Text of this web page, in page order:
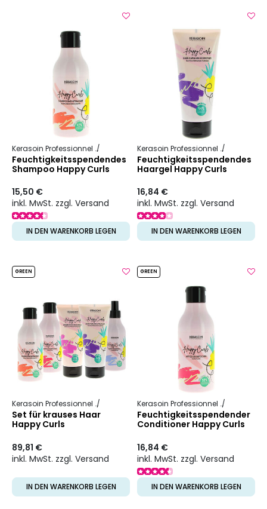
Kerasoin Professionnel Happy Curls
Feuchtigkeitsspendendes
Shampoo Happy Curls
15,50 €
inkl. MwSt. zzgl. Versand
IN DEN WARENKORB LEGEN
Kerasoin Professionnel
Feuchtigkeitsspendendes
Haargel Happy Curls
16,84 €
inkl. MwSt. zzgl. Versand
IN DEN WARENKORB LEGEN
GREEN
Kerasoin Professionnel Happy Curls
Set für krauses Haar
Happy Curls
89,81 €
inkl. MwSt. zzgl. Versand
IN DEN WARENKORB LEGEN
GREEN
Kerasoin Professionnel
Feuchtigkeitsspendender
Conditioner Happy Curls
16,84 €
inkl. MwSt. zzgl. Versand
IN DEN WARENKORB LEGEN